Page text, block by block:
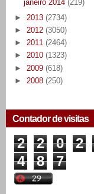
janeiro 2014 (219)
► 2013 (2734)
► 2012 (3050)
► 2011 (2464)
► 2010 (1323)
► 2009 (618)
► 2008 (250)
Contador de visitas
2 2 0 2
4
8 7